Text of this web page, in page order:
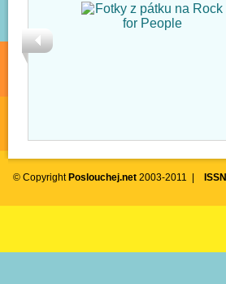
© Copyright Poslouchej.net 2003-2011 | ISSN